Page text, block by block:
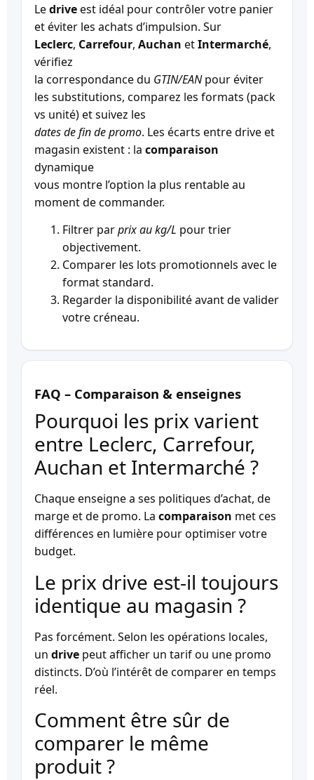
Ledriveest idéal pour contrôler votre panier
et éviter les achats d’impulsion. Sur
Leclerc, Carrefour, Auchan etIntermarché,
vérifiez
la correspondance du GTIN/EANpour éviter
les substitutions, comparez les formats (pack
vs unité) et suivez les
dates de fin de promo. Les écarts entre drive et
magasin existent : la comparaison
dynamique
vous montre l’option la plus rentable au
moment de commander.
Filtrer parprix au kg/L pour trier
objectivement.
Comparer les lots promotionnels avec le
format standard.
Regarder la disponibilité avant de valider
votre créneau.
FAQ – Comparaison & enseignes
Pourquoi les prix varient
entre Leclerc, Carrefour,
Auchan et Intermarché ?
Chaque enseigne a ses politiques d’achat, de
marge et de promo. La comparaison met ces
différences en lumière pour optimiser votre
budget.
Le prix drive est-il toujours
identique au magasin ?
Pas forcément. Selon les opérations locales,
un drive peut afficher un tarif ou une promo
distincts. D’où l’intérêt de comparer en temps
réel.
Comment être sûr de
comparer le même
produit ?